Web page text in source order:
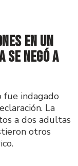
en un
negó a
fue indagado
La
a dos adultas
otros